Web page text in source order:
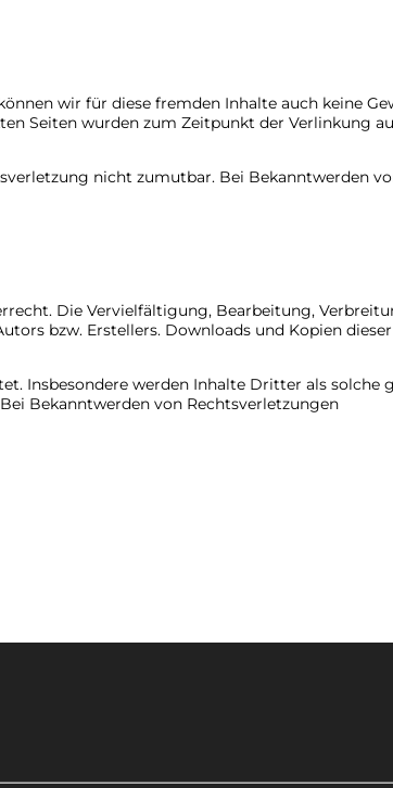
wir für diese fremden Inhalte auch keine
Seiten wurden zum Zeitpunkt der Verlinkung
nicht zumutbar. Bei Bekanntwerden
Die Vervielfältigung, Bearbeitung,
bzw. Erstellers. Downloads und Kopien
Insbesondere werden Inhalte Dritter als solche
Bekanntwerden von Rechtsverletzungen